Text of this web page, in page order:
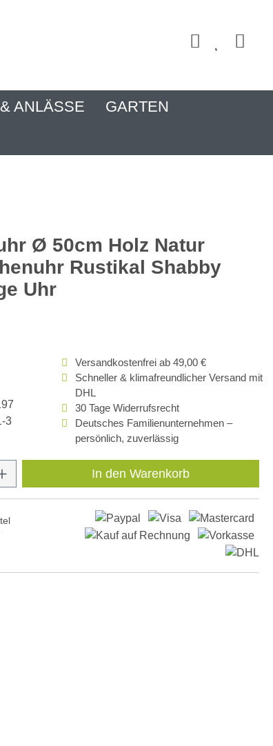
ANLÄSSE
GARTEN
Ø 50cm Holz Natur
Rustikal Shabby
Uhr
3
Versandkostenfrei ab 49,00 €
Schneller & klimafreundlicher Versand mit
DHL
30 Tage Widerrufsrecht
Deutsches Familienunternehmen –
persönlich, zuverlässig
Gib den gewünschten Wert ein
In den Warenkorb